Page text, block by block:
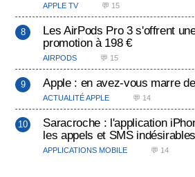
APPLE TV 💬 15
Les AirPods Pro 3 s'offrent
promotion à 198 €
AIRPODS 💬 15
Apple : en avez-vous marre
ACTUALITÉ APPLE 💬 14
Saracroche : l'application
les appels et SMS indésirables
APPLICATIONS MOBILE 💬 14